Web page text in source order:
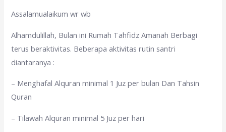
Assalamualaikum wr wb
Alhamdulillah, Bulan ini Rumah Tahfidz Amanah Berbagi
terus beraktivitas. Beberapa aktivitas rutin santri
diantaranya :
– Menghafal Alquran minimal 1 Juz per bulan Dan Tahsin
Quran
– Tilawah Alquran minimal 5 Juz per hari